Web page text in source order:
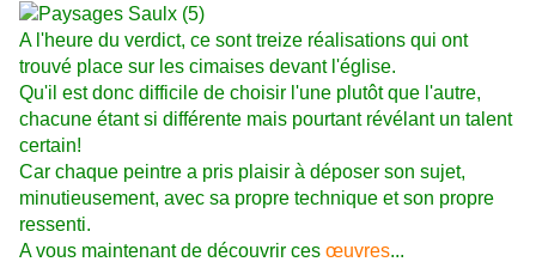
A l'heure du verdict, ce sont treize réalisations qui ont
trouvé place sur les cimaises devant l'église.
Qu'il est donc difficile de choisir l'une plutôt que l'autre,
chacune étant si différente mais pourtant révélant un talent
certain!
Car chaque peintre a pris plaisir à déposer son sujet,
minutieusement, avec sa propre technique et son propre
ressenti.
A vous maintenant de découvrir ces œuvres...